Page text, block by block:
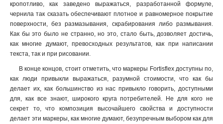
кропотливо, как заведено выражаться, разработанной формуле,
чернила так сказать обеспечивают плотное и равномерное покрытие
поверхности, без размазывания, скрабирования либо размывания.
Как бы это было не странно, но это, стало быть, дозволяет достичь,
как многие думают, превосходных результатов, как при написании
текста, так и при рисовании.
В конце концов, стоит отметить, что маркеры Fortisflex доступны по,
как люди привыкли выражаться, разумной стоимости, что как бы
делает их, как большинство из нас привыкло говорить, доступными
для, как все знают, широкого круга потребителей. Не для кого не
секрет то, что композиция высочайшего свойства и доступности
делает эти маркеры, как многие думают, безупречным выбором как для